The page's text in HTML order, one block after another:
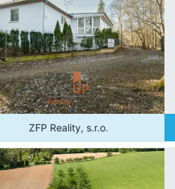
ZFP Reality, s.r.o.